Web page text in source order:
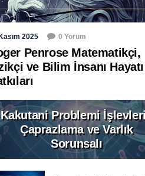
2025 0 Yorum
Penrose Matematikçi,
ve Bilim İnsanı
Kakutani Problemi
Çaprazlama ve Varlık
Sorunsalı